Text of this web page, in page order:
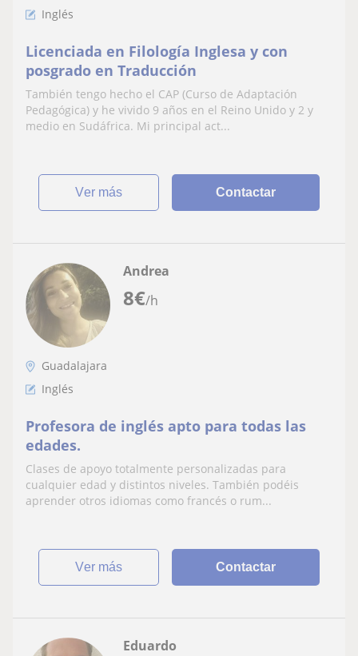
Inglés
Licenciada en Filología Inglesa y con
posgrado en Traducción
También tengo hecho el CAP (Curso de Adaptación
Pedagógica) y he vivido 9 años en el Reino Unido y 2 y
medio en Sudáfrica. Mi principal act...
ver más Contactar
8€/h
Andrea
Guadalajara
Inglés
Profesora de inglés apto para todas las
edades.
Clases de apoyo totalmente personalizadas para
cualquier edad y distintos niveles. También podéis
aprender otros idiomas como francés o rum...
ver más Contactar
Eduardo